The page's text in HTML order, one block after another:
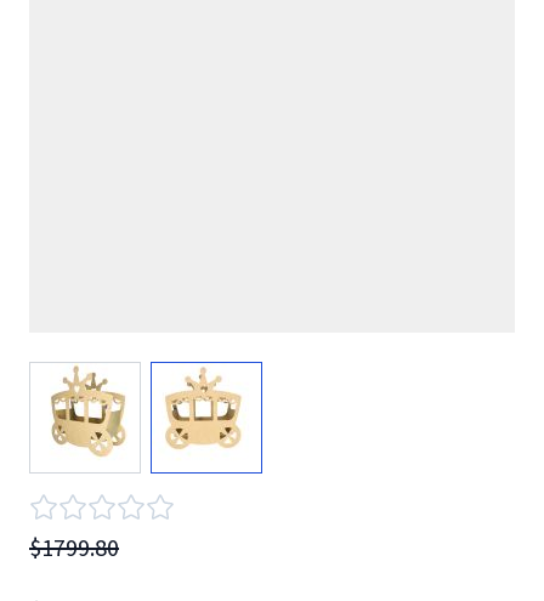
View larger imageView larger image
$1799.80